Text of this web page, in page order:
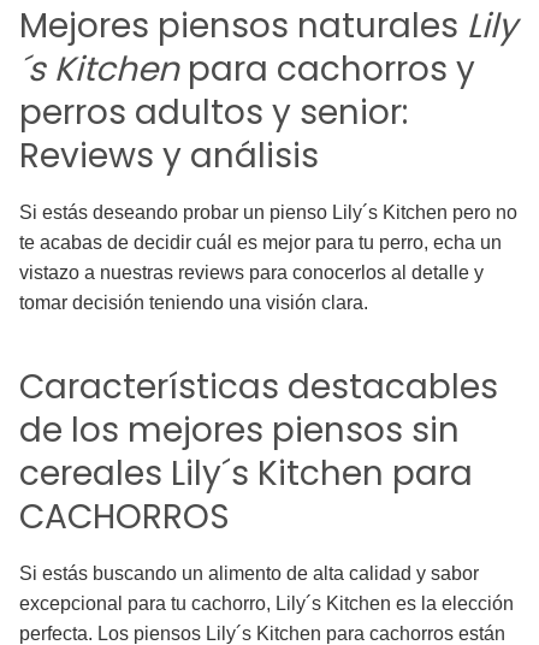
Mejores piensos naturales Lily
´s Kitchenpara cachorros y
perros adultos y senior:
Reviews y análisis
Si estás deseando probar un pienso Lily´s Kitchen pero no
te acabas de decidir cuál es mejor para tu perro, echa un
vistazo a nuestras reviews para conocerlos al detalle y
tomar decisión teniendo una visión clara.
Características destacables
de los mejores piensos sin
cereales Lily´s Kitchen para
CACHORROS
Si estás buscando un alimento de alta calidad y sabor
excepcional para tu cachorro, Lily´s Kitchen es la elección
perfecta. Los piensos Lily´s Kitchen para cachorros están